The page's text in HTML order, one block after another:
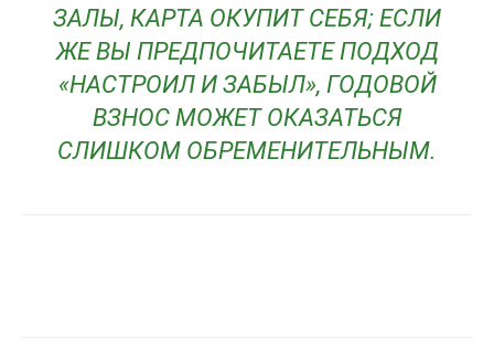
ЗАЛЫ, КАРТА ОКУПИТ СЕБЯ; ЕСЛИ
ЖЕ ВЫ ПРЕДПОЧИТАЕТЕ ПОДХОД
«НАСТРОИЛ И ЗАБЫЛ», ГОДОВОЙ
ВЗНОС МОЖЕТ ОКАЗАТЬСЯ
СЛИШКОМ ОБРЕМЕНИТЕЛЬНЫМ.